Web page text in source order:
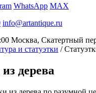
WhatsApp MAX
info@artantique.ru
Москва, Скатертный
и статуэтки /
из дерева